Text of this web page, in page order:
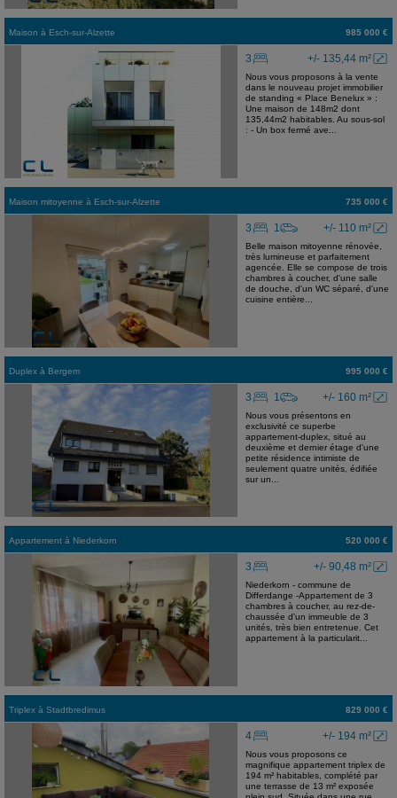
Maison à Esch-sur-Alzette 985 000 €
+/- 135,44 m²
3
Nous vous proposons à la vente
dans le nouveau projet immobilier
de standing « Place Benelux » :
Une maison de 148m2 dont
135,44m2 habitables. Au sous-sol
: - Un box fermé ave...
Maison mitoyenne à Esch-sur-Alzette 735 000 €
+/- 110 m²
3 1
Belle maison mitoyenne rénovée,
très lumineuse et parfaitement
agencée. Elle se compose de trois
chambres à coucher, d'une salle
de douche, d'un WC séparé, d'une
cuisine entière...
Duplex à Bergem 995 000 €
+/- 160 m²
3 1
Nous vous présentons en
exclusivité ce superbe
appartement-duplex, situé au
deuxième et dernier étage d'une
petite résidence intimiste de
seulement quatre unités, édifiée
sur un...
Appartement à Niederkorn 520 000 €
+/- 90,48 m²
3
Niederkorn - commune de
Differdange -Appartement de 3
chambres à coucher, au rez-de-
chaussée d'un immeuble de 3
unités, très bien entretenue. Cet
appartement à la particularit...
Triplex à Stadtbredimus 829 000 €
+/- 194 m²
4
Nous vous proposons ce
magnifique appartement triplex de
194 m² habitables, complété par
une terrasse de 13 m² exposée